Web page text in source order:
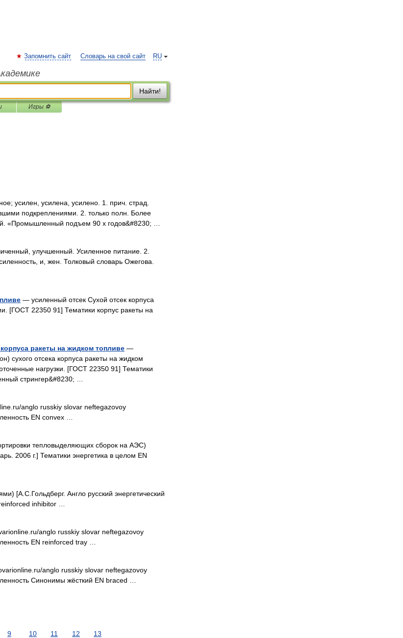
RU
Запомнить сайт Словарь на свой сайт
Найти!
Игры ⚽
усилен, усилена, усилено. 1. прич. страд.
подкреплениями. 2. только полн. Более
«Промышленный подъем 90 х годов&#8230; …
улучшенный. Усиленное питание. 2.
и, жен. Толковый словарь Ожегова.
— усиленный отсек Сухой отсек корпуса
[ГОСТ 22350 91] Тематики корпус ракеты на
ракеты на жидком топливе —
сухого отсека корпуса ракеты на жидком
нагрузки. [ГОСТ 22350 91] Тематики
стрингер&#8230; …
anglo russkiy slovar neftegazovoy
EN convex …
тепловыделяющих сборок на АЭС)
2006 г.] Тематики энергетика в целом EN
[А.С.Гольдберг. Англо русский энергетический
inhibitor …
anglo russkiy slovar neftegazovoy
EN reinforced tray …
anglo russkiy slovar neftegazovoy
Синонимы жёсткий EN braced …
9 10 11 12 13